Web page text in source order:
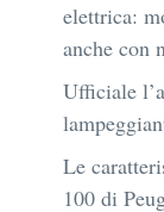
elettrica:
anche con
Ufficiale
Le
100 di